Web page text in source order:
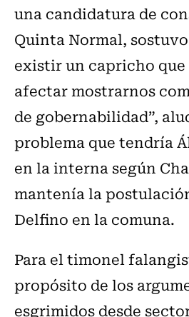
una candidatura de
Quinta Normal,
existir un capricho que
afectar mostrarnos
de gobernabilidad”,
problema que tendría
en la interna según
mantenía la
Delfino en la comuna.
Para el timonel
propósito de los
esgrimidos desde